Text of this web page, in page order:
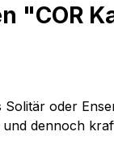
"COR
Solitär oder
dennoch